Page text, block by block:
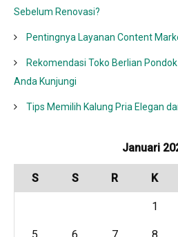
Sebelum Renovasi?
Pentingnya Layanan Content
Rekomendasi Toko Berlian
Anda Kunjungi
Tips Memilih Kalung Pria Elegan
Januari
S S R K
1